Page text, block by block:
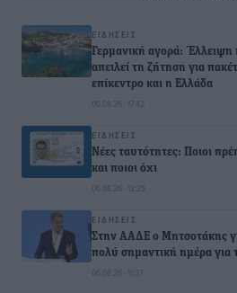
ΕΙΔΉΣΕΙΣ
Γερμανική αγορά: Έλλειψη
απειλεί τη ζήτηση για
επίκεντρο και η Ελλάδα
06.08.26 · 17:42
ΕΙΔΉΣΕΙΣ
Νέες ταυτότητες: Ποιοι
και ποιοι όχι
06.08.26 · 13:25
ΕΙΔΉΣΕΙΣ
Στην ΑΑΔΕ ο Μητσοτάκης
πολύ σημαντική ημέρα για
06.08.26 · 11:37